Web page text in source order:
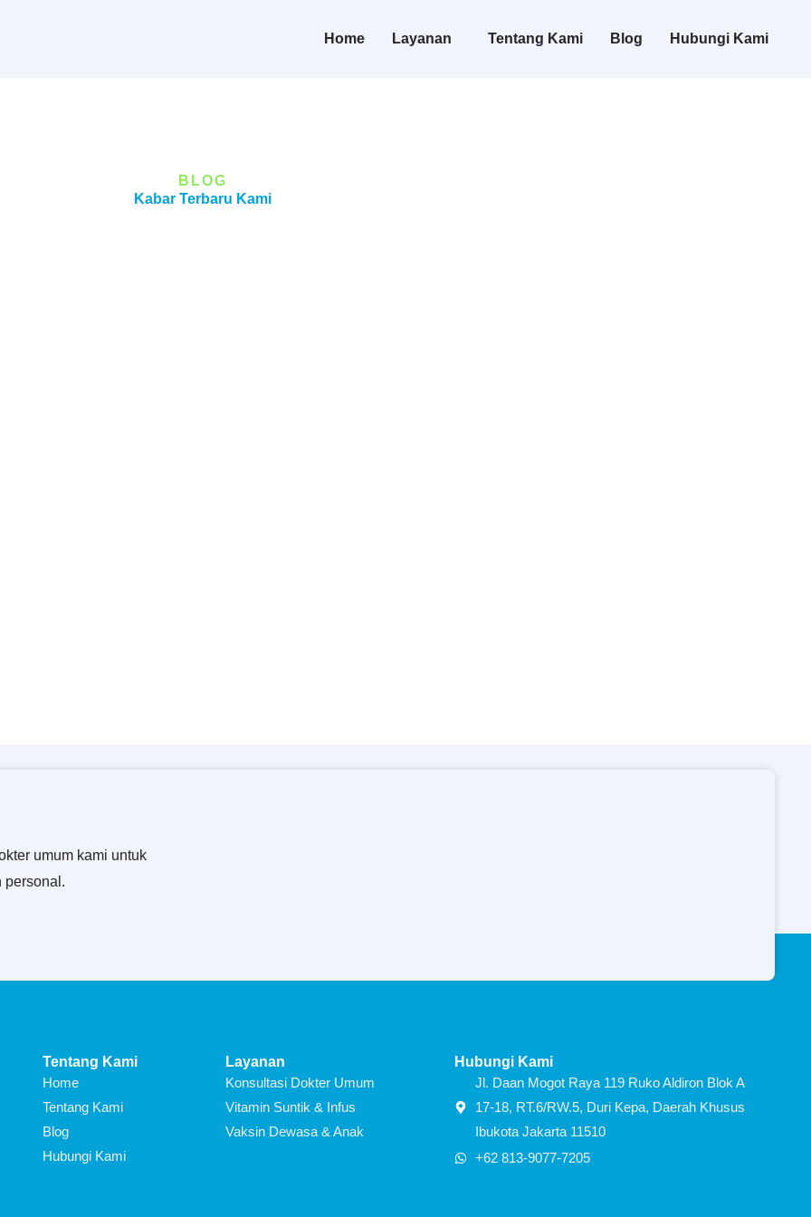
Home Layanan Tentang Kami Blog Hubungi Kami
BLOG
Kabar Terbaru Kami
umum kami untuk
personal.
Tentang Kami
Home
Tentang Kami
Blog
Hubungi Kami
Layanan
Konsultasi Dokter Umum
Vitamin Suntik & Infus
Vaksin Dewasa & Anak
Hubungi Kami
Jl. Daan Mogot Raya 119 Ruko Aldiron Blok A
17-18, RT.6/RW.5, Duri Kepa, Daerah Khusus
Ibukota Jakarta 11510
+62 813-9077-7205